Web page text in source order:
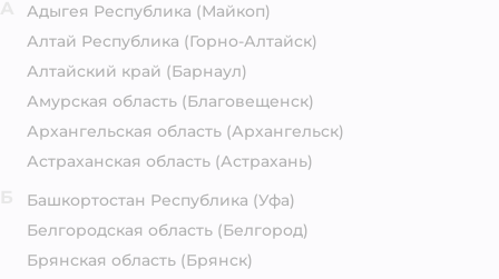
Адыгея Республика (Майкоп)
Алтай Республика (Горно-Алтайск)
Алтайский край (Барнаул)
Амурская область (Благовещенск)
Архангельская область (Архангельск)
Астраханская область (Астрахань)
Башкортостан Республика (Уфа)
Белгородская область (Белгород)
Брянская область (Брянск)